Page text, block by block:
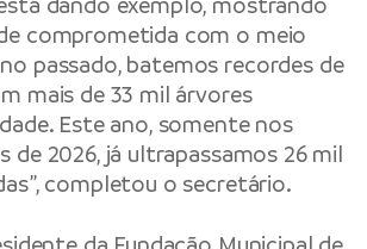
comprometida com o meio
passado, batemos recordes de
mais de 33 mil árvores
Este ano, somente nos
de 2026, já ultrapassamos 26 mil
completou o secretário.